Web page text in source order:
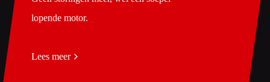
lopende motor.
Lees meer